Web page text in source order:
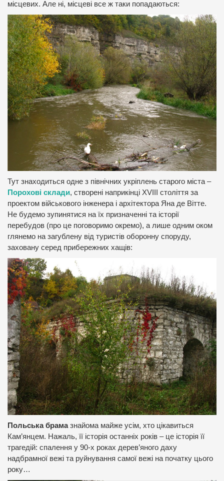
місцевих. Але ні, місцеві все ж таки попадаються:
Тут знаходиться одне з північних укріплень старого міста –
Порохові склади, створені наприкінці XVIII століття за
проектом військового інженера і архітектора Яна де Вітте.
Не будемо зупинятися на їх призначенні та історії
перебудов (про це поговоримо окремо), а лише одним оком
глянемо на загублену від туристів оборонну споруду,
заховану серед прибережних хащів:
Польська брамазнайома майже усім, хто цікавиться
Кам’янцем. Нажаль, її історія останніх років – це історія її
трагедій: спалення у 90-х роках дерев’яного даху
надбрамної вежі та руйнування самої вежі на початку цього
року…